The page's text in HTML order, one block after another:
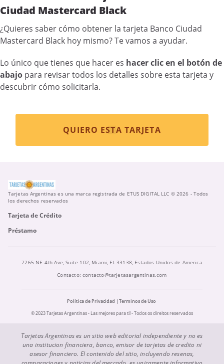
Ciudad Mastercard Black
¿Quieres saber cómo obtener la tarjeta Banco Ciudad
Mastercard Black hoy mismo? Te vamos a ayudar.
Lo único que tienes que hacer es hacer clic en el botón de
abajo para revisar todos los detalles sobre esta tarjeta y
descubrir cómo solicitarla.
QUIERO ESTA TARJETA
Tarjetas Argentinas es una marca registrada de ETUS DIGITAL LLC © 2026 - Todos
los derechos reservados
Tarjeta de Crédito
Préstamo
7265 NE 4th Ave, Suite 102, Miami, FL 33138, Estados Unidos de America
Contacto:contacto@tarjetasargentinas.com
Política de Privacidad
Terminos de Uso
© 2023 Tarjetas Argentinas - Las mejores para ti! - Todos os direitos reservados
Tarjetas Argentinas es un sitio web editorial independiente y no es
una institucion financiera, banco, emisor de tarjetas de credito ni
asesor financiero. El contenido del sitio, incluyendo resenas,